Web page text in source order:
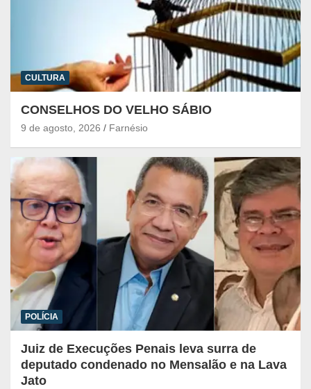
CULTURA
CONSELHOS DO VELHO SÁBIO
9 de agosto, 2026 Farnésio
POLÍCIA
Juiz de Execuções Penais leva surra de
deputado condenado no Mensalão e na Lava
Jato